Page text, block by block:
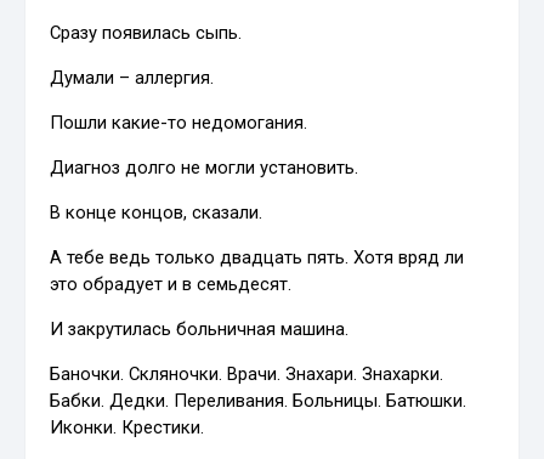
Сразу появилась сыпь.
Думали – аллергия.
Пошли какие-то недомогания.
Диагноз долго не могли установить.
В конце концов, сказали.
А тебе ведь только двадцать пять. Хотя вряд ли
это обрадует и в семьдесят.
И закрутилась больничная машина.
Баночки. Скляночки. Врачи. Знахари. Знахарки.
Бабки. Дедки. Переливания. Больницы. Батюшки.
Иконки. Крестики.